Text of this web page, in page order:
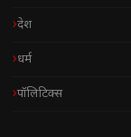
देश
धर्म
पॉलिटिक्स